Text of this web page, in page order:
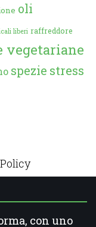
oli
liberi raffreddore
vegetariane
spezie stress
con uno